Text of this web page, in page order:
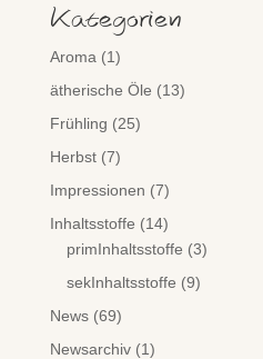
Kategorien
Aroma (1)
ätherische Öle (13)
Frühling (25)
Herbst(7)
Impressionen (7)
Inhaltsstoffe (14)
primInhaltsstoffe (3)
sekInhaltsstoffe (9)
News(69)
Newsarchiv(1)